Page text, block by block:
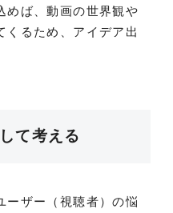
めば、動画の世界観や
くるため、アイデア出
て考える
ーザー（視聴者）の悩